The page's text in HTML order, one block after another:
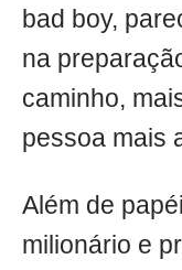
bad boy,
na
caminho,
pessoa mais
Além de
milionário e